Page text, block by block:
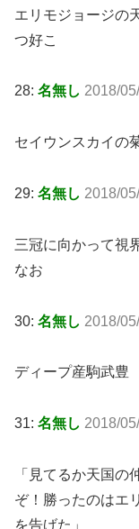
エリモジョージの
つ好こ
28: 名無し 2018/
セイウンスカイの
29: 名無し 2018/
三冠に向かって視
なお
30: 名無し 2018/
ディープ産駒武豊
31: 名無し 2018/
「見てるか天国の
ぞ！勝ったのはエ
を告げた」